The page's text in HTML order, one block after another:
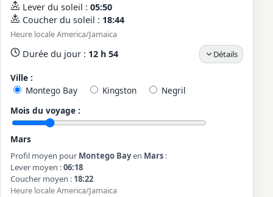
Lever du soleil : 05:50
Coucher du soleil : 18:44
Heure locale America/Jamaica
Durée du jour : 12 h 54 Détails
Ville :
Montego Bay
Kingston
Negril
Mois du voyage :
Mars
Profil moyen pour Montego Bayen Mars :
Lever moyen :06:18
Coucher moyen : 18:22
Heure locale America/Jamaica